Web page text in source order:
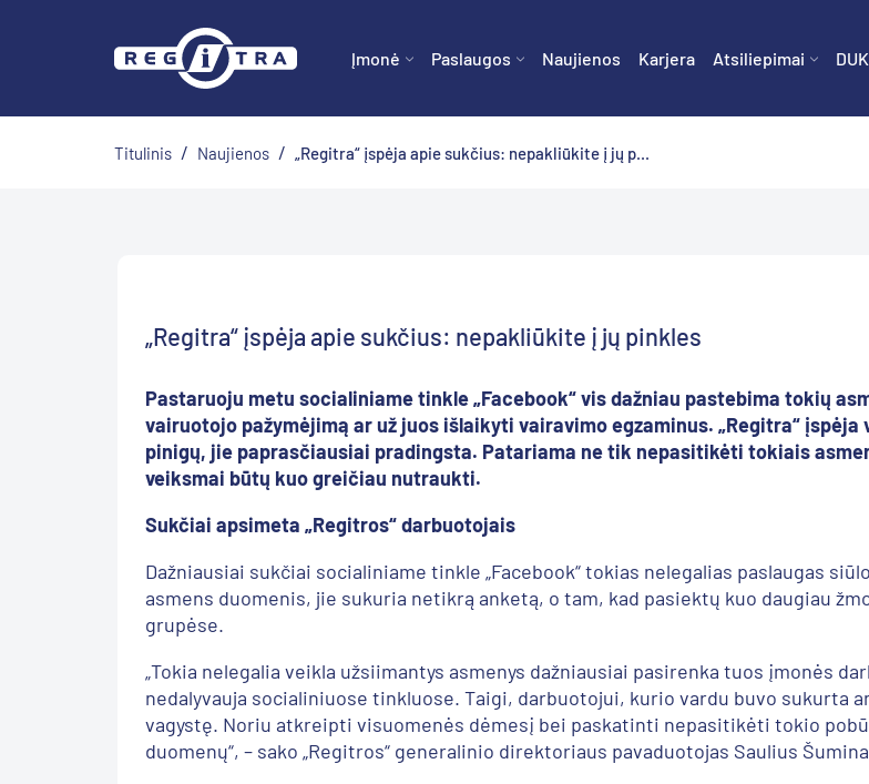
Įmonė Paslaugos Naujienos Karjera Atsiliepimai DUK
Titulinis / Naujienos / „Regitra“ įspėja apie sukčius: nepakliūkite į jų p...
„Regitra“ įspėja apie sukčius: nepakliūkite į jų pinkles
Pastaruoju metu socialiniame tinkle „Facebook“ vis dažniau pastebima tokių
vairuotojo pažymėjimą ar už juos išlaikyti vairavimo egzaminus. „Regitra“
pinigų, jie paprasčiausiai pradingsta. Patariama ne tik nepasitikėti tokiais
veiksmai būtų kuo greičiau nutraukti.
Sukčiai apsimeta „Regitros“ darbuotojais
Dažniausiai sukčiai socialiniame tinkle „Facebook“ tokias nelegalias paslaugas
asmens duomenis, jie sukuria netikrą anketą, o tam, kad pasiektų kuo daugiau
grupėse.
„Tokia nelegalia veikla užsiimantys asmenys dažniausiai pasirenka tuos įmonės
nedalyvauja socialiniuose tinkluose. Taigi, darbuotojui, kurio vardu buvo sukurta
vagystę. Noriu atkreipti visuomenės dėmesį bei paskatinti nepasitikėti tokio
duomenų“, – sako „Regitros“ generalinio direktoriaus pavaduotojas Saulius